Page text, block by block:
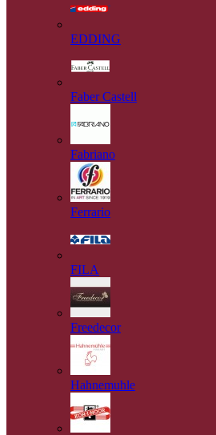
EDDING
Faber Castell
Fabriano
Ferrario
FILA
Freedecor
Hahnemuhle